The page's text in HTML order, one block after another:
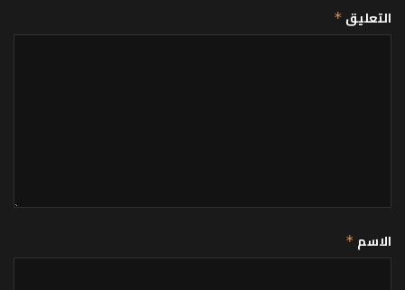
التعليق *
الاسم *